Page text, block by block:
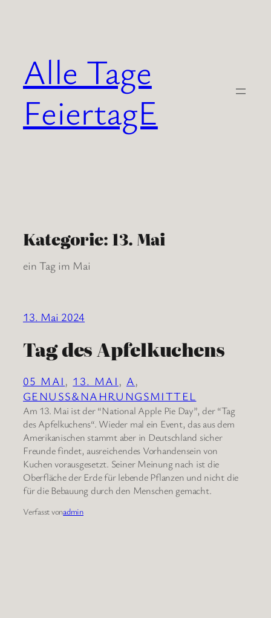
Alle Tage
FeiertagE
Kategorie: 13. Mai
ein Tag im Mai
13. Mai 2024
Tag des Apfelkuchens
05 MAI , 13. MAI , A
GENUSS&NAHRUNGSMITTEL
Am 13. Mai ist der “National Apple Pie Day”, der “Tag
des Apfelkuchens“. Wieder mal ein Event, das aus dem
Amerikanischen stammt aber in Deutschland sicher
Freunde findet, ausreichendes Vorhandensein von
Kuchen vorausgesetzt. Seiner Meinung nach ist die
Oberfläche der Erde für lebende Pflanzen und nicht die
für die Bebauung durch den Menschen gemacht.
Verfasst vonadmin